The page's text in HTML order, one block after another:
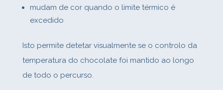
mudam de cor quando o limite térmico é
excedido
Isto permite detetar visualmente se o controlo da
temperatura do chocolate foi mantido ao longo
de todo o percurso.